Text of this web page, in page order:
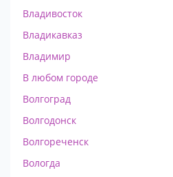
Владивосток
Владикавказ
Владимир
В любом городе
Волгоград
Волгодонск
Волгореченск
Вологда